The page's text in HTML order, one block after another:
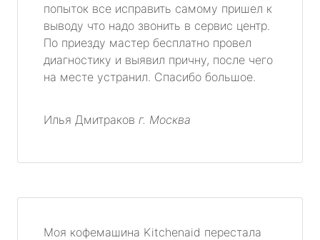
попыток все исправить самому пришел к
выводу что надо звонить в сервис центр.
По приезду мастер бесплатно провел
диагностику и выявил причну, после чего
на месте устранил. Спасибо большое.
Илья Дмитраков г. Москва
Моя кофемашина Kitchenaid перестала